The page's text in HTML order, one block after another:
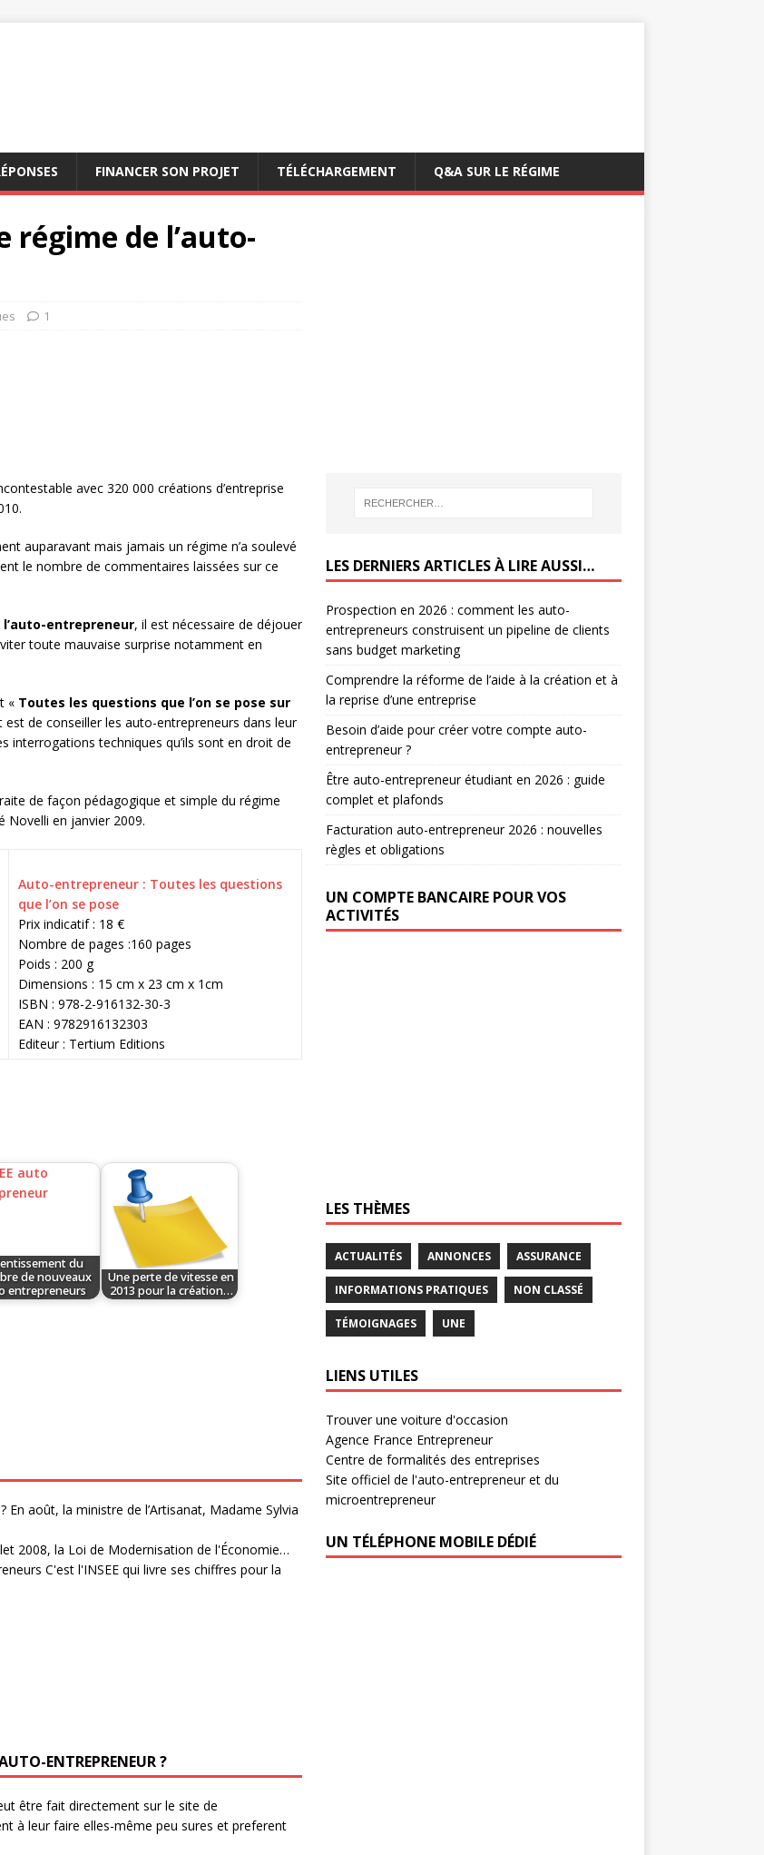
FINANCER SON PROJET TÉLÉCHARGEMENT Q&A SUR LE RÉGIME
régime de l’auto-
1
avec 320 000 créations d’entreprise
auparavant mais jamais un régime n’a soulevé
le nombre de commentaires laissées sur ce
entrepreneur, il est nécessaire de déjouer
toute mauvaise surprise notamment en
« Toutes les questions que l’on se pose sur
de conseiller les auto-entrepreneurs dans leur
interrogations techniques qu’ils sont en droit de
de façon pédagogique et simple du régime
Novelli en janvier 2009.
Auto-entrepreneur : Toutes les questions
que l’on se pose
Prix indicatif : 18 €
Nombre de pages :160 pages
Poids : 200 g
Dimensions : 15 cm x 23 cm x 1cm
ISBN : 978-2-916132-30-3
EAN : 9782916132303
Editeur : Tertium Editions
du
de nouveaux
entrepreneurs
Une perte de vitesse en
2013 pour la création…
En août, la ministre de l’Artisanat, Madame Sylvia
2008, la Loi de Modernisation de l'Économie…
C'est l'INSEE qui livre ses chiffres pour la
ENTREPRENEUR ?
être fait directement sur le site de
à leur faire elles-même peu sures et preferent
LES DERNIERS ARTICLES À LIRE AUSSI…
Prospection en 2026 : comment les auto-
entrepreneurs construisent un pipeline de clients
sans budget marketing
Comprendre la réforme de l’aide à la création et à
la reprise d’une entreprise
Besoin d’aide pour créer votre compte auto-
entrepreneur ?
Être auto-entrepreneur étudiant en 2026 : guide
complet et plafonds
Facturation auto-entrepreneur 2026 : nouvelles
règles et obligations
UN COMPTE BANCAIRE POUR VOS
ACTIVITÉS
LES THÈMES
ACTUALITÉS ANNONCES ASSURANCE
INFORMATIONS PRATIQUES NON CLASSÉ
TÉMOIGNAGES UNE
LIENS UTILES
Trouver une voiture d'occasion
Agence France Entrepreneur
Centre de formalités des entreprises
Site officiel de l'auto-entrepreneur et du
microentrepreneur
UN TÉLÉPHONE MOBILE DÉDIÉ